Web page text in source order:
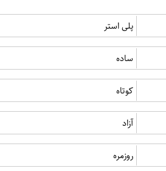
پلی استر
ساده
کوتاه
آزاد
روزمره